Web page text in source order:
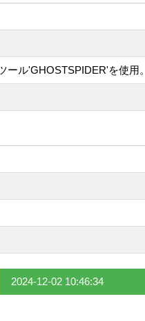
ル'GHOSTSPIDER'を使用。
2024-12-02 10:46:34